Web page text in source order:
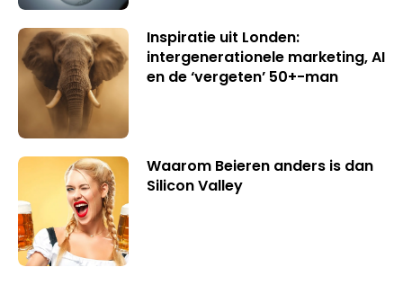
Inspiratie uit Londen:
intergenerationele marketing, AI
en de ‘vergeten’ 50+-man
Waarom Beieren anders is dan
Silicon Valley